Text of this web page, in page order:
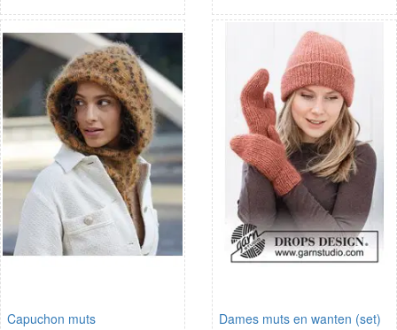
Capuchon muts Dames muts en wanten (set)